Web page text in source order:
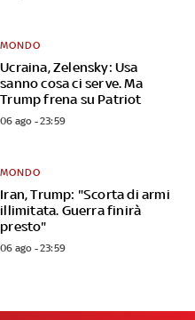
Ucraina, Zelensky: Usa
sanno cosa ci serve. Ma
Trump frena su Patriot
MONDO
06 ago - 23:59
Iran, Trump: "Scorta di armi
illimitata. Guerra finirà
presto"
MONDO
06 ago - 23:59